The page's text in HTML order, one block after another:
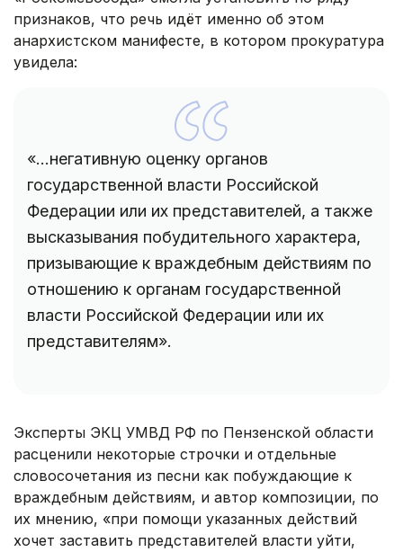
признаков, что речь идёт именно об этом
анархистском манифесте, в котором прокуратура
увидела:
«...негативную оценку органов
государственной власти Российской
Федерации или их представителей, а также
высказывания побудительного характера,
призывающие к враждебным действиям по
отношению к органам государственной
власти Российской Федерации или их
представителям».
Эксперты ЭКЦ УМВД РФ по Пензенской области
расценили некоторые строчки и отдельные
словосочетания из песни как побуждающие к
враждебным действиям, и автор композиции, по
их мнению, «при помощи указанных действий
хочет заставить представителей власти уйти,